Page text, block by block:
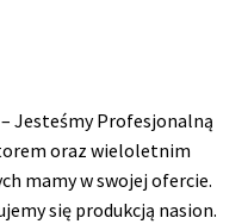
– Jesteśmy Profesjonalną
oraz wieloletnim
mamy w swojej ofercie.
się produkcją nasion.